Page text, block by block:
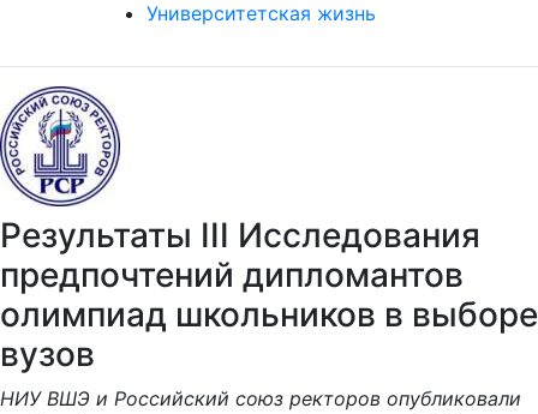
Университетская жизнь
Результаты III Исследования
предпочтений дипломантов
олимпиад школьников в выборе
вузов
НИУ ВШЭ и Российский союз ректоров опубликовали